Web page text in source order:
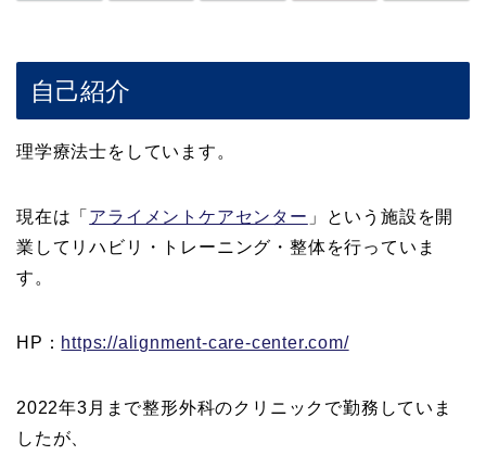
自己紹介
理学療法士をしています。
現在は「 アライメントケアセンター 」という施設を開
業してリハビリ・トレーニング・整体を行っていま
す。
HP： https://alignment-care-center.com/
2022年3月まで整形外科のクリニックで勤務していま
したが、